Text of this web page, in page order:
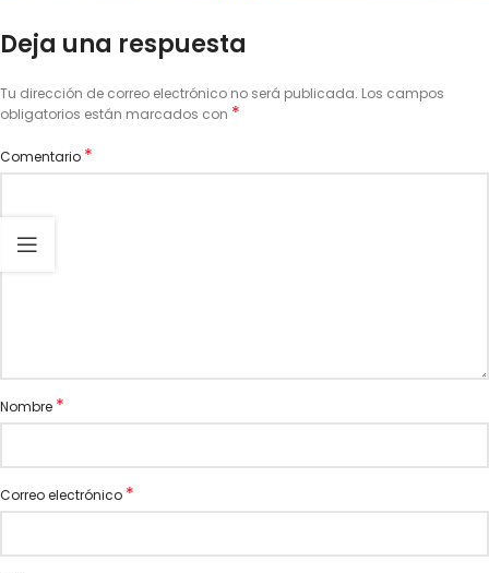
Deja una respuesta
Tu dirección de correo electrónico no será publicada. Los campos
obligatorios están marcados con *
Comentario *
Nombre *
Correo electrónico *